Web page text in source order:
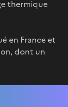
thermique
en France et
dont un